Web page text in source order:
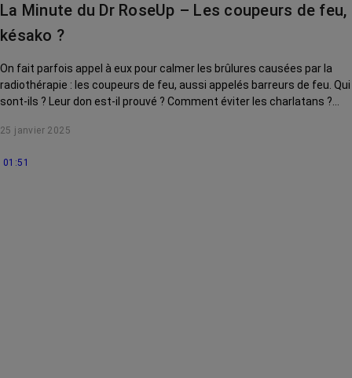
La Minute du Dr RoseUp – Les coupeurs de feu,
késako ?
On fait parfois appel à eux pour calmer les brûlures causées par la
radiothérapie : les coupeurs de feu, aussi appelés barreurs de feu. Qui
sont-ils ? Leur don est-il prouvé ? Comment éviter les charlatans ?
à y voir plus clair.
25 janvier 2025
01:51